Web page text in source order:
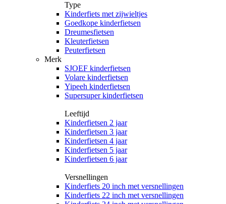
Type
Kinderfiets met zijwieltjes
Goedkope kinderfietsen
Dreumesfietsen
Kleuterfietsen
Peuterfietsen
Merk
SJOEF kinderfietsen
Volare kinderfietsen
Yipeeh kinderfietsen
Supersuper kinderfietsen
Leeftijd
Kinderfietsen 2 jaar
Kinderfietsen 3 jaar
Kinderfietsen 4 jaar
Kinderfietsen 5 jaar
Kinderfietsen 6 jaar
Versnellingen
Kinderfiets 20 inch met versnellingen
Kinderfiets 22 inch met versnellingen